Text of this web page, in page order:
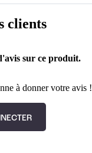
clients
sur ce produit.
à donner votre avis !